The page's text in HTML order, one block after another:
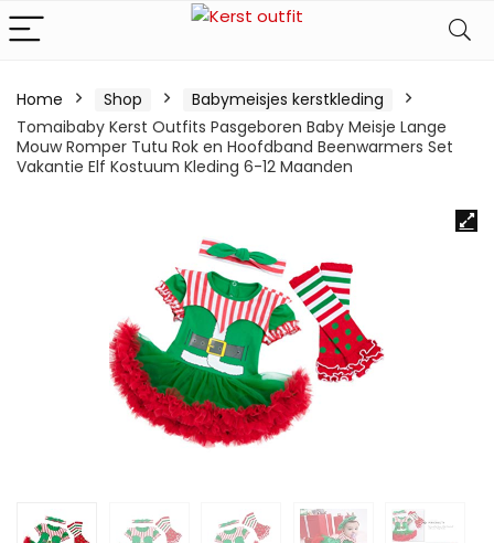
Home Shop
Babymeisjes kerstkleding
Tomaibaby Kerst Outfits Pasgeboren Baby Meisje Lange
Mouw Romper Tutu Rok en Hoofdband Beenwarmers Set
Vakantie Elf Kostuum Kleding 6-12 Maanden